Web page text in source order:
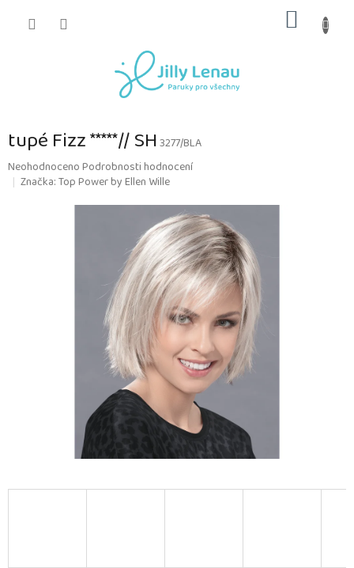
KOŠÍK
tupé Fizz *****// SH3277/BLA
Průměrné
hodnocení
NeohodnocenoPodrobnosti hodnocení
Značka:Top Power by Ellen Wille